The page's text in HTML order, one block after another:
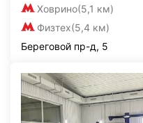
Ховрино(5,1 км)
Физтех(5,4 км)
Береговой пр-д, 5